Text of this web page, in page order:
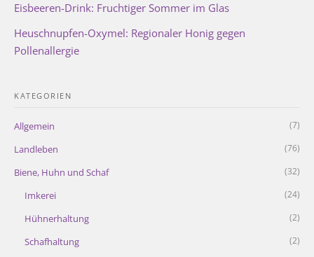
Eisbeeren-Drink: Fruchtiger Sommer im Glas
Heuschnupfen-Oxymel: Regionaler Honig gegen
Pollenallergie
KATEGORIEN
Allgemein (7)
Landleben (76)
Biene, Huhn und Schaf (32)
Imkerei (24)
Hühnerhaltung (2)
Schafhaltung (2)